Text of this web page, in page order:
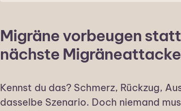
Migräne vorbeugen
nächste
Kennst du das? Schmerz, Rückzug,
dasselbe Szenario. Doch niemand